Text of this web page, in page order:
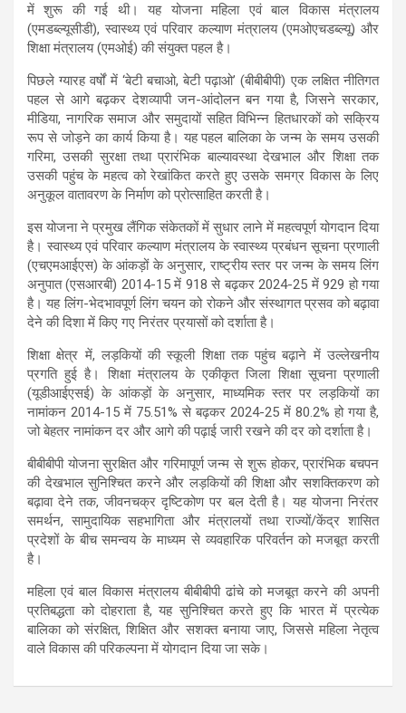
में शुरू की गई थी। यह योजना महिला एवं बाल विकास मंत्रालय
(एमडब्ल्यूसीडी), स्वास्थ्य एवं परिवार कल्याण मंत्रालय (एमओएचडब्ल्यू) और
शिक्षा मंत्रालय (एमओई) की संयुक्त पहल है।
पिछले ग्यारह वर्षों में ‘बेटी बचाओ, बेटी पढ़ाओ’ (बीबीबीपी) एक लक्षित नीतिगत
पहल से आगे बढ़कर देशव्यापी जन-आंदोलन बन गया है, जिसने सरकार,
मीडिया, नागरिक समाज और समुदायों सहित विभिन्न हितधारकों को सक्रिय
रूप से जोड़ने का कार्य किया है। यह पहल बालिका के जन्म के समय उसकी
गरिमा, उसकी सुरक्षा तथा प्रारंभिक बाल्यावस्था देखभाल और शिक्षा तक
उसकी पहुंच के महत्व को रेखांकित करते हुए उसके समग्र विकास के लिए
अनुकूल वातावरण के निर्माण को प्रोत्साहित करती है।
इस योजना ने प्रमुख लैंगिक संकेतकों में सुधार लाने में महत्वपूर्ण योगदान दिया
है। स्वास्थ्य एवं परिवार कल्याण मंत्रालय के स्वास्थ्य प्रबंधन सूचना प्रणाली
(एचएमआईएस) के आंकड़ों के अनुसार, राष्ट्रीय स्तर पर जन्म के समय लिंग
अनुपात (एसआरबी) 2014-15 में 918 से बढ़कर 2024-25 में 929 हो गया
है। यह लिंग-भेदभावपूर्ण लिंग चयन को रोकने और संस्थागत प्रसव को बढ़ावा
देने की दिशा में किए गए निरंतर प्रयासों को दर्शाता है।
शिक्षा क्षेत्र में, लड़कियों की स्कूली शिक्षा तक पहुंच बढ़ाने में उल्लेखनीय
प्रगति हुई है। शिक्षा मंत्रालय के एकीकृत जिला शिक्षा सूचना प्रणाली
(यूडीआईएसई) के आंकड़ों के अनुसार, माध्यमिक स्तर पर लड़कियों का
नामांकन 2014-15 में 75.51% से बढ़कर 2024-25 में 80.2% हो गया है,
जो बेहतर नामांकन दर और आगे की पढ़ाई जारी रखने की दर को दर्शाता है।
बीबीबीपी योजना सुरक्षित और गरिमापूर्ण जन्म से शुरू होकर, प्रारंभिक बचपन
की देखभाल सुनिश्चित करने और लड़कियों की शिक्षा और सशक्तिकरण को
बढ़ावा देने तक, जीवनचक्र दृष्टिकोण पर बल देती है। यह योजना निरंतर
समर्थन, सामुदायिक सहभागिता और मंत्रालयों तथा राज्यों/केंद्र शासित
प्रदेशों के बीच समन्वय के माध्यम से व्यवहारिक परिवर्तन को मजबूत करती
है।
महिला एवं बाल विकास मंत्रालय बीबीबीपी ढांचे को मजबूत करने की अपनी
प्रतिबद्धता को दोहराता है, यह सुनिश्चित करते हुए कि भारत में प्रत्येक
बालिका को संरक्षित, शिक्षित और सशक्त बनाया जाए, जिससे महिला नेतृत्व
वाले विकास की परिकल्पना में योगदान दिया जा सके।